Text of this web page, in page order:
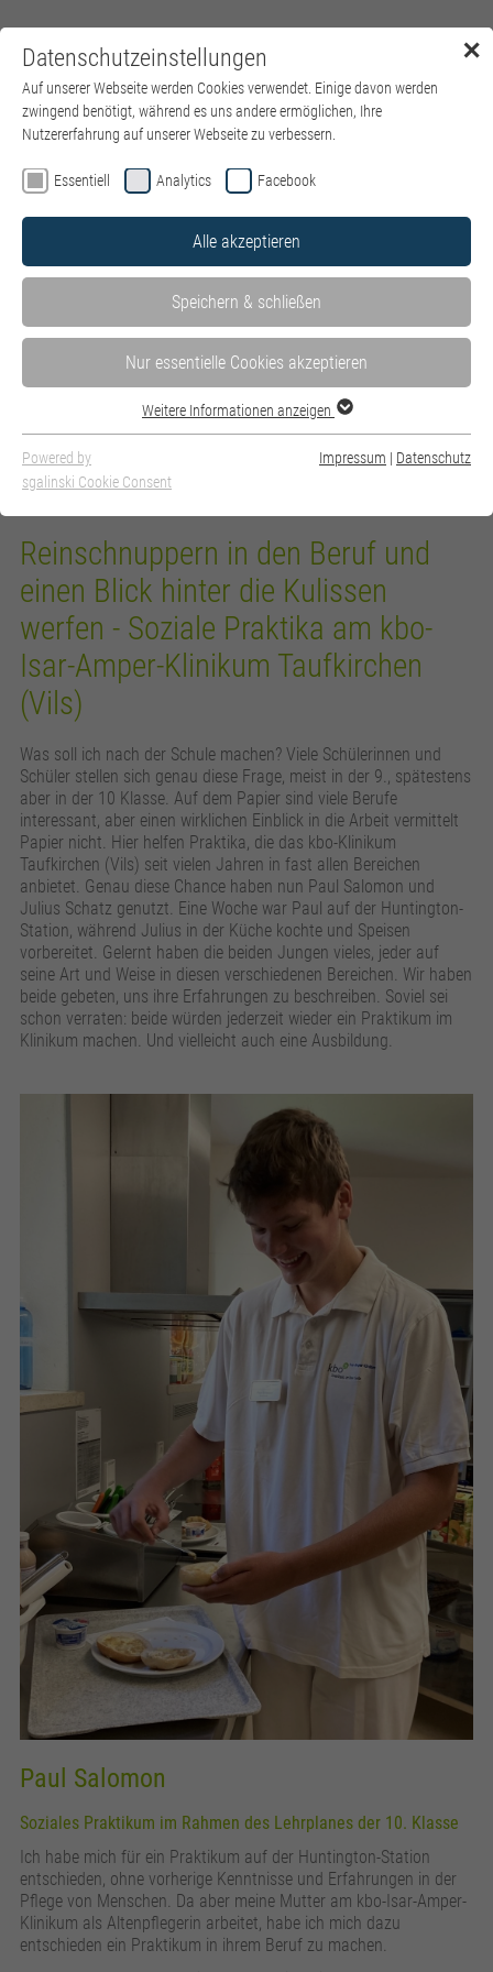
Menü
Symposium Klinik Nord Wir verlegen die psychiatrische
Versorgung aus der Klinik zurück in unser Leben | 23. September
2026 14 - 17 Uhr | Hörsaal der Kinderklinik in Schwabing
Parzivalstraße 16 80804 München - Schwabing
Reinschnuppern in den Beruf und
einen Blick hinter die Kulissen
werfen - Soziale Praktika am kbo-
Isar-Amper-Klinikum Taufkirchen
(Vils)
Was soll ich nach der Schule machen? Viele Schülerinnen und
Schüler stellen sich genau diese Frage, meist in der 9., spätestens
aber in der 10 Klasse. Auf dem Papier sind viele Berufe
interessant, aber einen wirklichen Einblick in die Arbeit vermittelt
Papier nicht. Hier helfen Praktika, die das kbo-Klinikum
Taufkirchen (Vils) seit vielen Jahren in fast allen Bereichen
anbietet. Genau diese Chance haben nun Paul Salomon und
Julius Schatz genutzt. Eine Woche war Paul auf der Huntington-
Station, während Julius in der Küche kochte und Speisen
vorbereitet. Gelernt haben die beiden Jungen vieles, jeder auf
seine Art und Weise in diesen verschiedenen Bereichen. Wir haben
beide gebeten, uns ihre Erfahrungen zu beschreiben. Soviel sei
schon verraten: beide würden jederzeit wieder ein Praktikum im
Klinikum machen. Und vielleicht auch eine Ausbildung.
Paul Salomon
Soziales Praktikum im Rahmen des Lehrplanes der 10. Klasse
Ich habe mich für ein Praktikum auf der Huntington-Station
entschieden, ohne vorherige Kenntnisse und Erfahrungen in der
Pflege von Menschen. Da aber meine Mutter am kbo-Isar-Amper-
Klinikum als Altenpflegerin arbeitet, habe ich mich dazu
entschieden ein Praktikum in ihrem Beruf zu machen.
✕
Datenschutzeinstellungen
Auf unserer Webseite werden Cookies verwendet. Einige davon werden
zwingend benötigt, während es uns andere ermöglichen, Ihre
Nutzererfahrung auf unserer Webseite zu verbessern.
Essentiell Analytics Facebook
Alle akzeptieren
Speichern & schließen
Nur essentielle Cookies akzeptieren
Weitere Informationen anzeigen
Powered by
sgalinski Cookie Consent
Impressum | Datenschutz